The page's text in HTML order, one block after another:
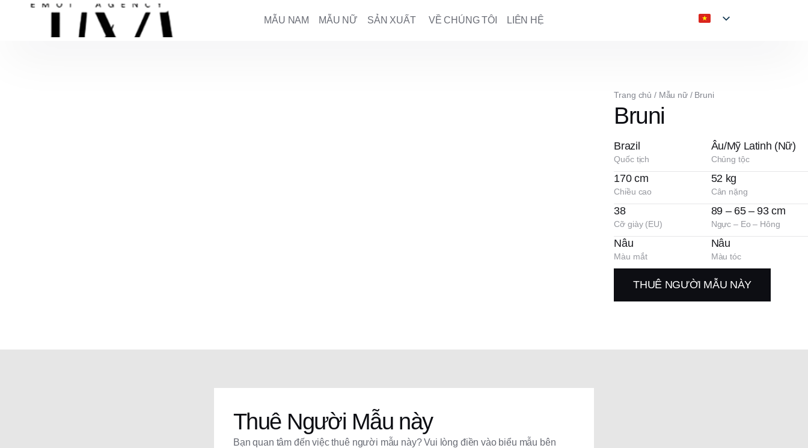
MẪU NAM MẪU NỮ SẢN XUẤT VỀ CHÚNG TÔI LIÊN HỆ
Trang chủ / Mẫu nữ/ Bruni
Bruni
Brazil
Quốc tịch
Âu/Mỹ Latinh (Nữ)
Chủng tộc
170 cm
Chiều cao
52 kg
Cân nặng
38
Cỡ giày (EU)
89 – 65 – 93 cm
Ngực – Eo – Hông
Nâu
Màu mắt
Nâu
Màu tóc
THUÊ NGƯỜI MẪU NÀY
Thuê Người Mẫu này
Bạn quan tâm đến việc thuê người mẫu này? Vui lòng điền vào biểu mẫu bên